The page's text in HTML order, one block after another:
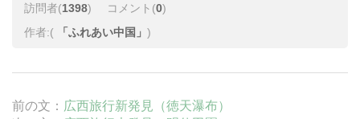
訪問者(1398) コメント(0)
作者:( 「ふれあい中国」 )
前の文： 広西旅行新発見（徳天瀑布）